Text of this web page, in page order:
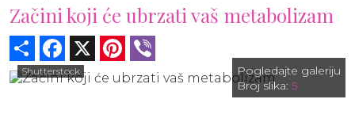
Začini koji će ubrzati vaš metabolizam
Share Facebook Pinterest
Shutterstock
Pogledajte galeriju
Broj slika: 5